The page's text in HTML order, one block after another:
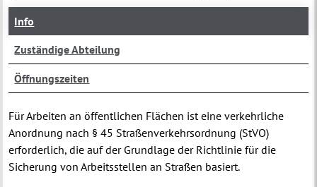
Info
Zuständige Abteilung
Öffnungszeiten
Für Arbeiten an öffentlichen Flächen ist eine verkehrliche
Anordnung nach § 45 Straßenverkehrsordnung (StVO)
erforderlich, die auf der Grundlage der Richtlinie für die
Sicherung von Arbeitsstellen an Straßen basiert.